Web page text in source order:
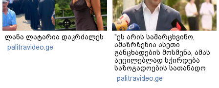
ლანა ლატარია დაკრძალეს
palitravideo.ge
"ეს არის სამარცხვინო,
ამაზრზენია ასეთი
განცხადების მოსმენა, ამას
აუცილებლად სჭირდება
საზოგადოების სათანადო
რეაქცია" - ირაკლი
კობახიძე
palitravideo.ge